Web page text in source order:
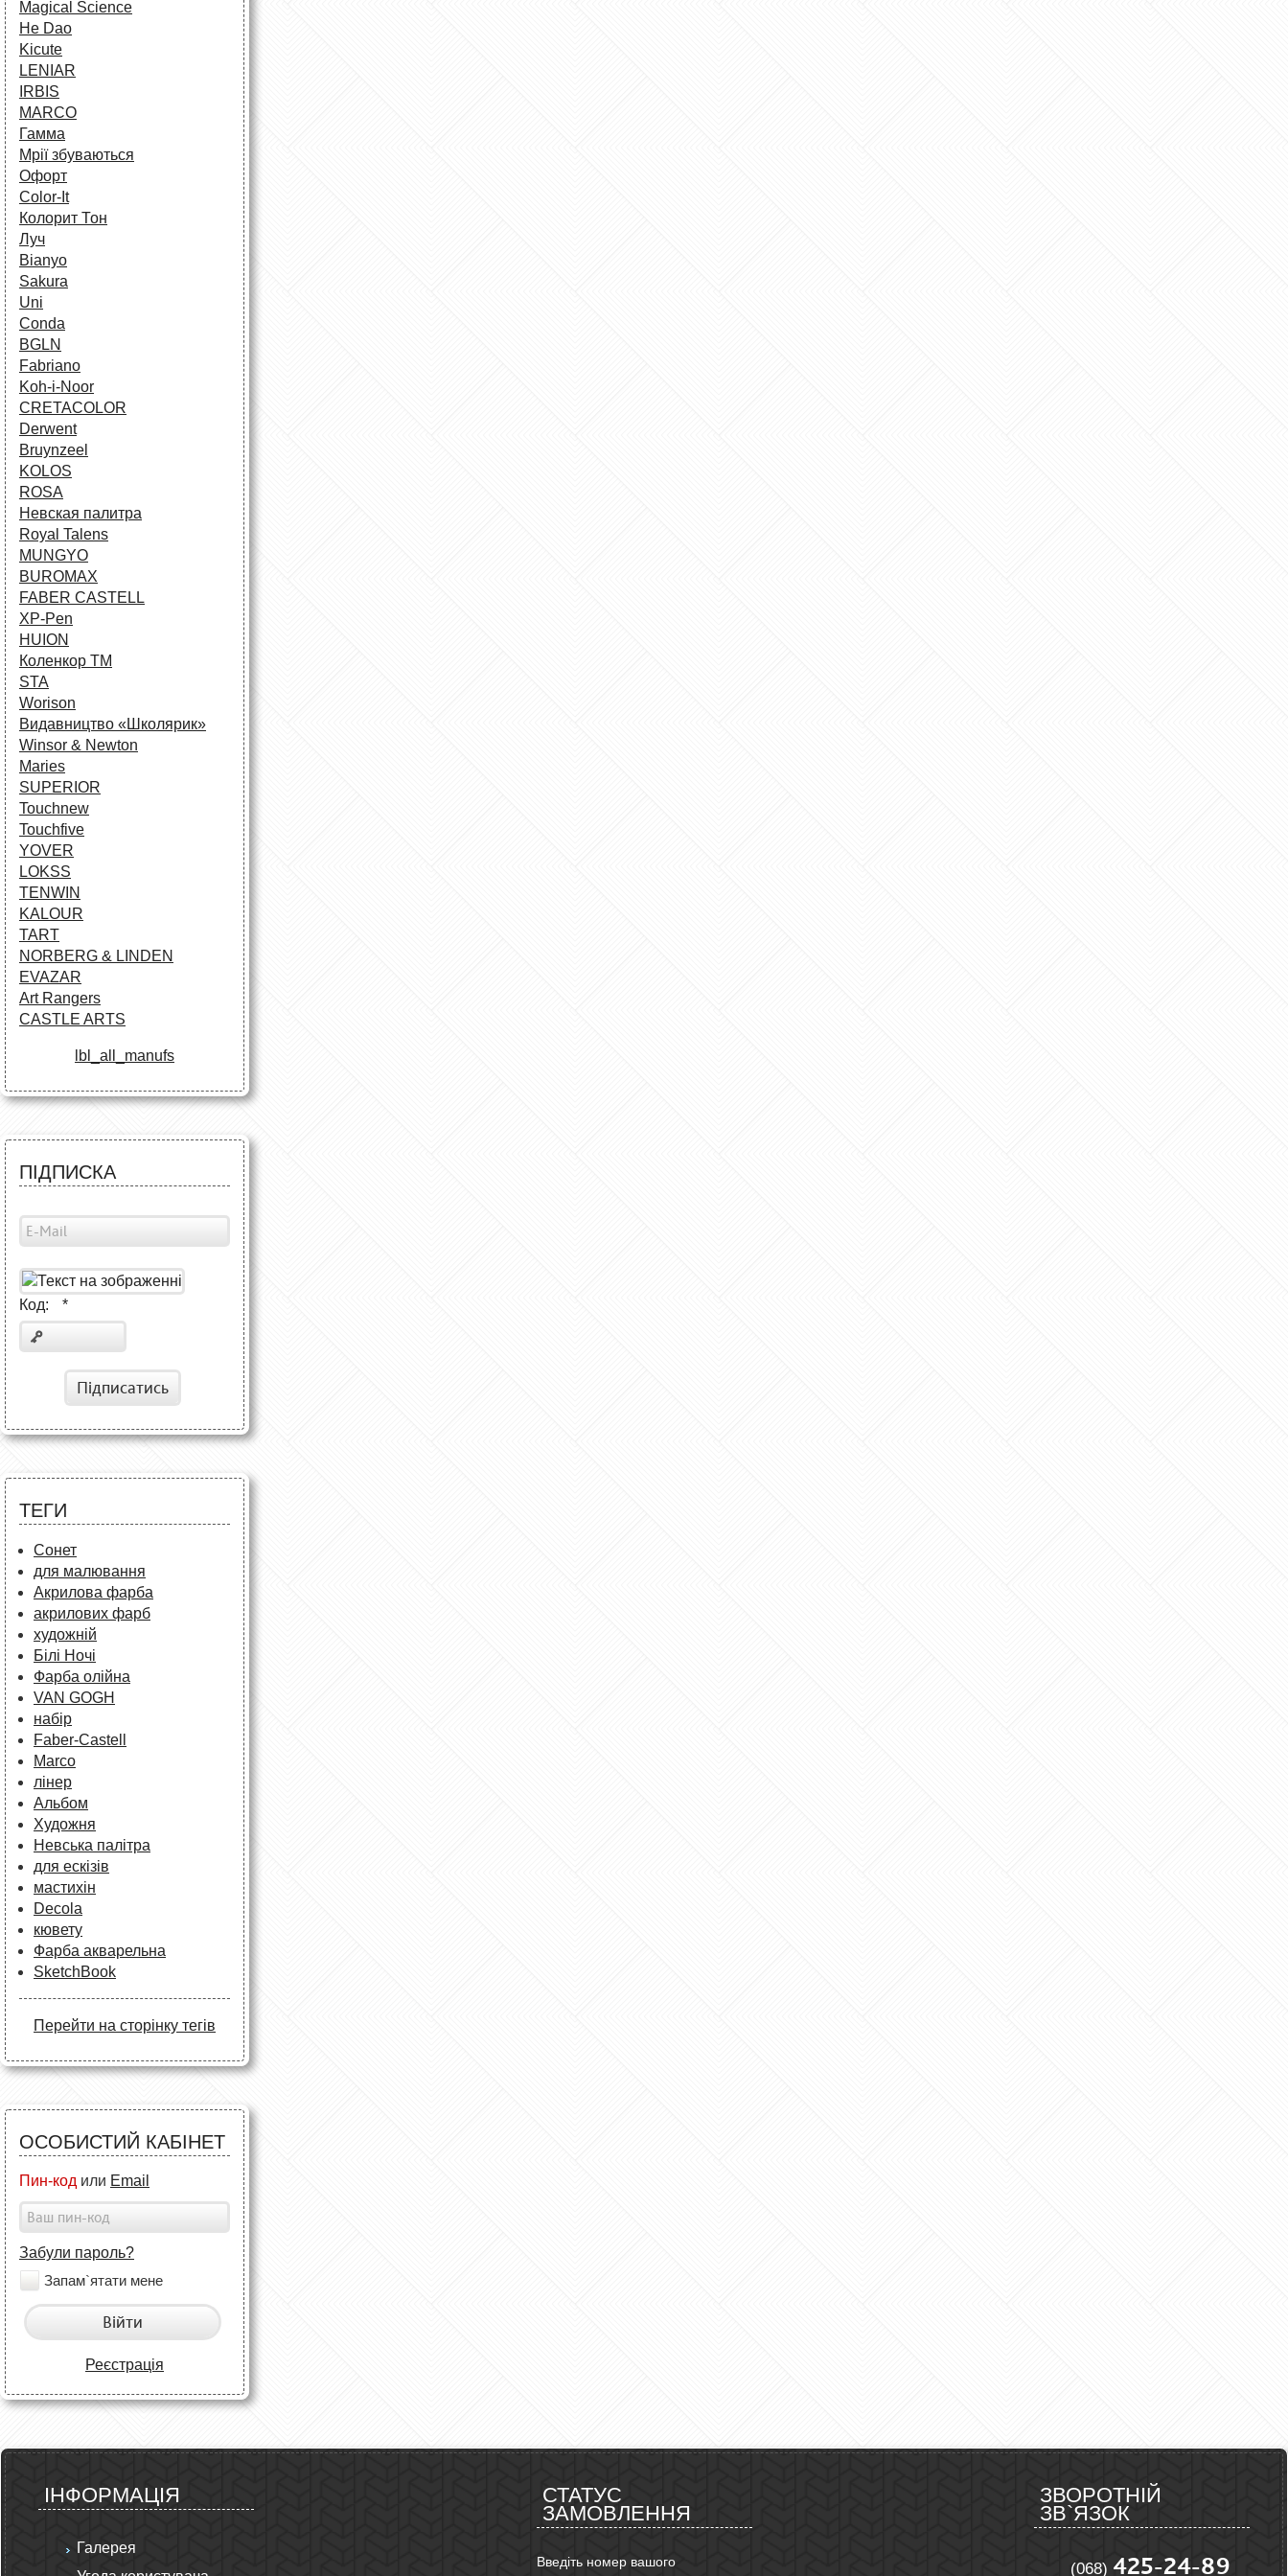
Magical Science
He Dao
Kicute
LENIAR
IRBIS
MARCO
Гамма
Мрії збуваються
Офорт
Сolor-It
Колорит Тон
Луч
Bianyo
Sakura
Uni
Conda
BGLN
Fabriano
Koh-i-Noor
CRETACOLOR
Derwent
Bruynzeel
KOLOS
ROSA
Невская палитра
Royal Talens
MUNGYO
BUROMAX
FABER CASTELL
XP-Pen
HUION
Коленкор ТМ
STA
Worison
Видавництво «Школярик»
Winsor & Newton
Maries
SUPERIOR
Touchnew
Touchfive
YOVER
LOKSS
TENWIN
KALOUR
TART
NORBERG & LINDEN
EVAZAR
Art Rangers
CASTLE ARTS
lbl_all_manufs
ПІДПИСКА
Код: *
Підписатись
ТЕГИ
Сонет
для малювання
Акрилова фарба
акрилових фарб
художній
Білі Ночі
Фарба олійна
VAN GOGH
набір
Faber-Castell
Marco
лінер
Альбом
Художня
Невська палітра
для ескізів
мастихін
Decola
кювету
Фарба акварельна
SketchBook
Перейти на сторінку тегів
ОСОБИСТИЙ КАБІНЕТ
Пин-код или Email
Забули пароль?
Запам`ятати мене
Війти
Реєстрація
ІНФОРМАЦІЯ
Галерея
СТАТУС
ЗАМОВЛЕННЯ
Введіть номер вашого
ЗВОРОТНІЙ
ЗВ`ЯЗОК
(068) 425-24-89